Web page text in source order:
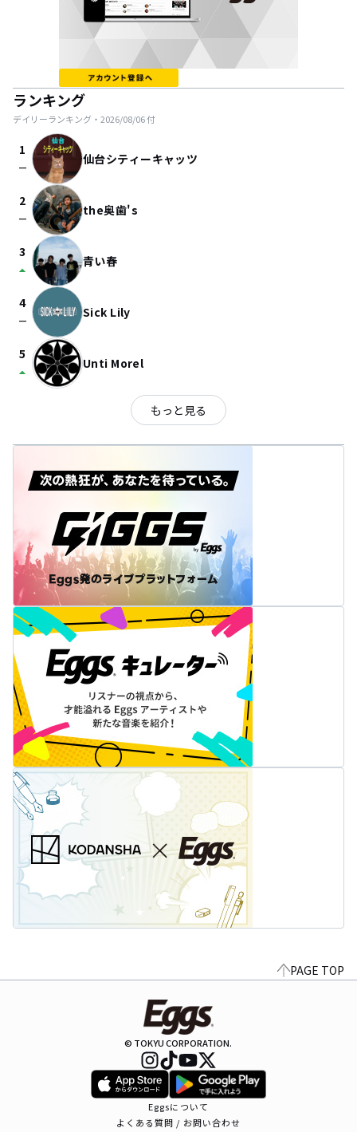
ランキング
デイリーランキング・ 2026/08/06付
1
check_indeterminate_small 仙台シティーキャッツ
2
check_indeterminate_small the奥歯's
3
arrow_drop_up 青い春
4
check_indeterminate_small Sick Lily
5
arrow_drop_up Unti Morel
もっと見る
PAGE TOP
© TOKYU CORPORATION.
Eggsについて
よくある質問 / お問い合わせ